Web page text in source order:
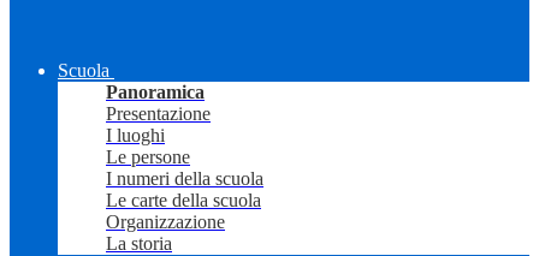
Scuola
Panoramica
Presentazione
I luoghi
Le persone
I numeri della scuola
Le carte della scuola
Organizzazione
La storia